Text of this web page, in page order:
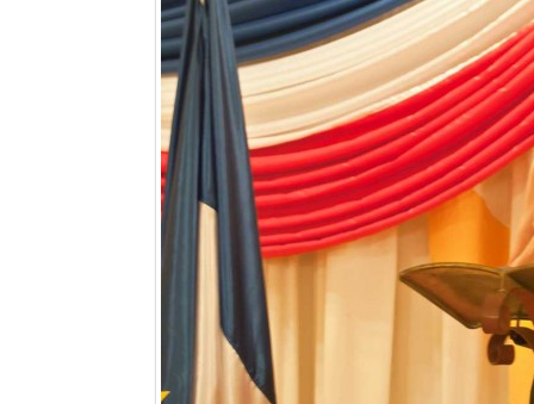
L'actualité du tourisme
Sites touristiques
Diego Suarez Pratique
La Tribune de Diego en PDF